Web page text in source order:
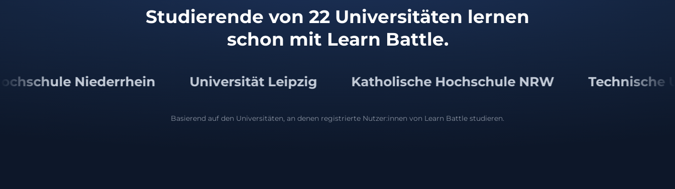
Studierende von 22 Universitäten lernen
schon mit Learn Battle.
Universität Leipzig Katholische Hochschule NRW Technische Universität
Basierend auf den Universitäten, an denen registrierte Nutzer:innen von Learn Battle studieren.